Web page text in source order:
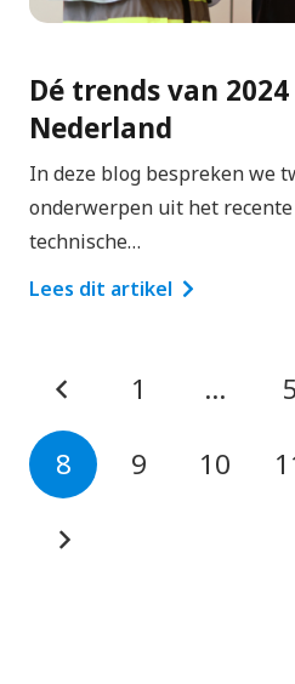
Dé trends van
Nederland
In deze blog bespreken we
onderwerpen uit het
technische…
Lees dit artikel
1 … 5
8 9 10